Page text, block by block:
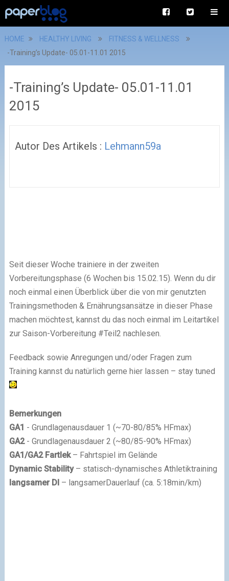
HOME HEALTHY LIVING
FITNESS & WELLNESS
-Training’s Update- 05.01-11.01 2015
-Training’s Update- 05.01-11.01
2015
Autor Des Artikels : Lehmann59a
Seit dieser Woche trainiere in der zweiten
Vorbereitungsphase (6 Wochen bis 15.02.15). Wenn du dir
noch einmal einen Überblick über die von mir genutzten
Trainingsmethoden & Ernährungsansätze in dieser Phase
machen möchtest, kannst du das noch einmal im Leitartikel
zur Saison-Vorbereitung #Teil2 nachlesen.
Feedback sowie Anregungen und/oder Fragen zum
Training kannst du natürlich gerne hier lassen – stay tuned
Bemerkungen
GA1 - Grundlagenausdauer 1 (~70-80/85% HFmax)
GA2 - Grundlagenausdauer 2 (~80/85-90% HFmax)
GA1/GA2 Fartlek– Fahrtspiel im Gelände
Dynamic Stability– statisch-dynamisches Athletiktraining
langsamer Dl– langsamerDauerlauf (ca. 5:18min/km)